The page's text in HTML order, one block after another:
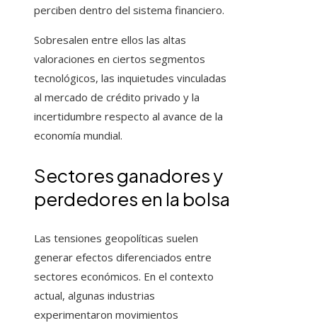
perciben dentro del sistema financiero.
Sobresalen entre ellos las altas
valoraciones en ciertos segmentos
tecnológicos, las inquietudes vinculadas
al mercado de crédito privado y la
incertidumbre respecto al avance de la
economía mundial.
Sectores ganadores y
perdedores en la bolsa
Las tensiones geopolíticas suelen
generar efectos diferenciados entre
sectores económicos. En el contexto
actual, algunas industrias
experimentaron movimientos